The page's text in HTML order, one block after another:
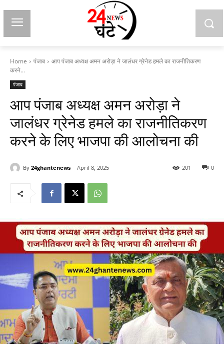
Home पंजाब
आप पंजाब अध्यक्ष अमन अरोड़ा ने जालंधर ग्रेनेड हमले का राजनीतिकरण
करने...
पंजाब
आप पंजाब अध्यक्ष अमन अरोड़ा ने
जालंधर ग्रेनेड हमले का राजनीतिकरण
करने के लिए भाजपा की आलोचना की
By 24ghantenews April 8, 2025 0
201